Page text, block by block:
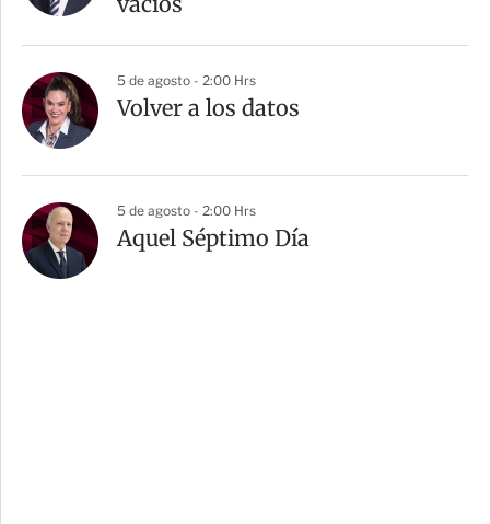
5 de agosto - 2:00 Hrs
Volver a los datos
5 de agosto - 2:00 Hrs
Aquel Séptimo Día